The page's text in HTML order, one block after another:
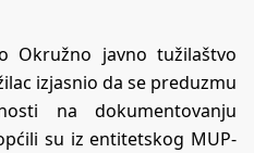
Okružno javno tužilaštvo
izjasnio da se preduzmu
na dokumentovanju
su iz entitetskog MUP-